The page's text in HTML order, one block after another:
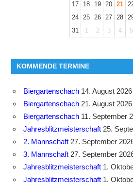
17
18 19 20 21
24
25 26 27 28
31
1 2 3 4 5
KOMMENDE TERMINE
Biergartenschach 14. August 2026
Biergartenschach 21. August 2026
Biergartenschach 11. September
Jahresblitzmeisterschaft 25.
2. Mannschaft 27. September
3. Mannschaft 27. September
Jahresblitzmeisterschaft 1.
Jahresblitzmeisterschaft 1.